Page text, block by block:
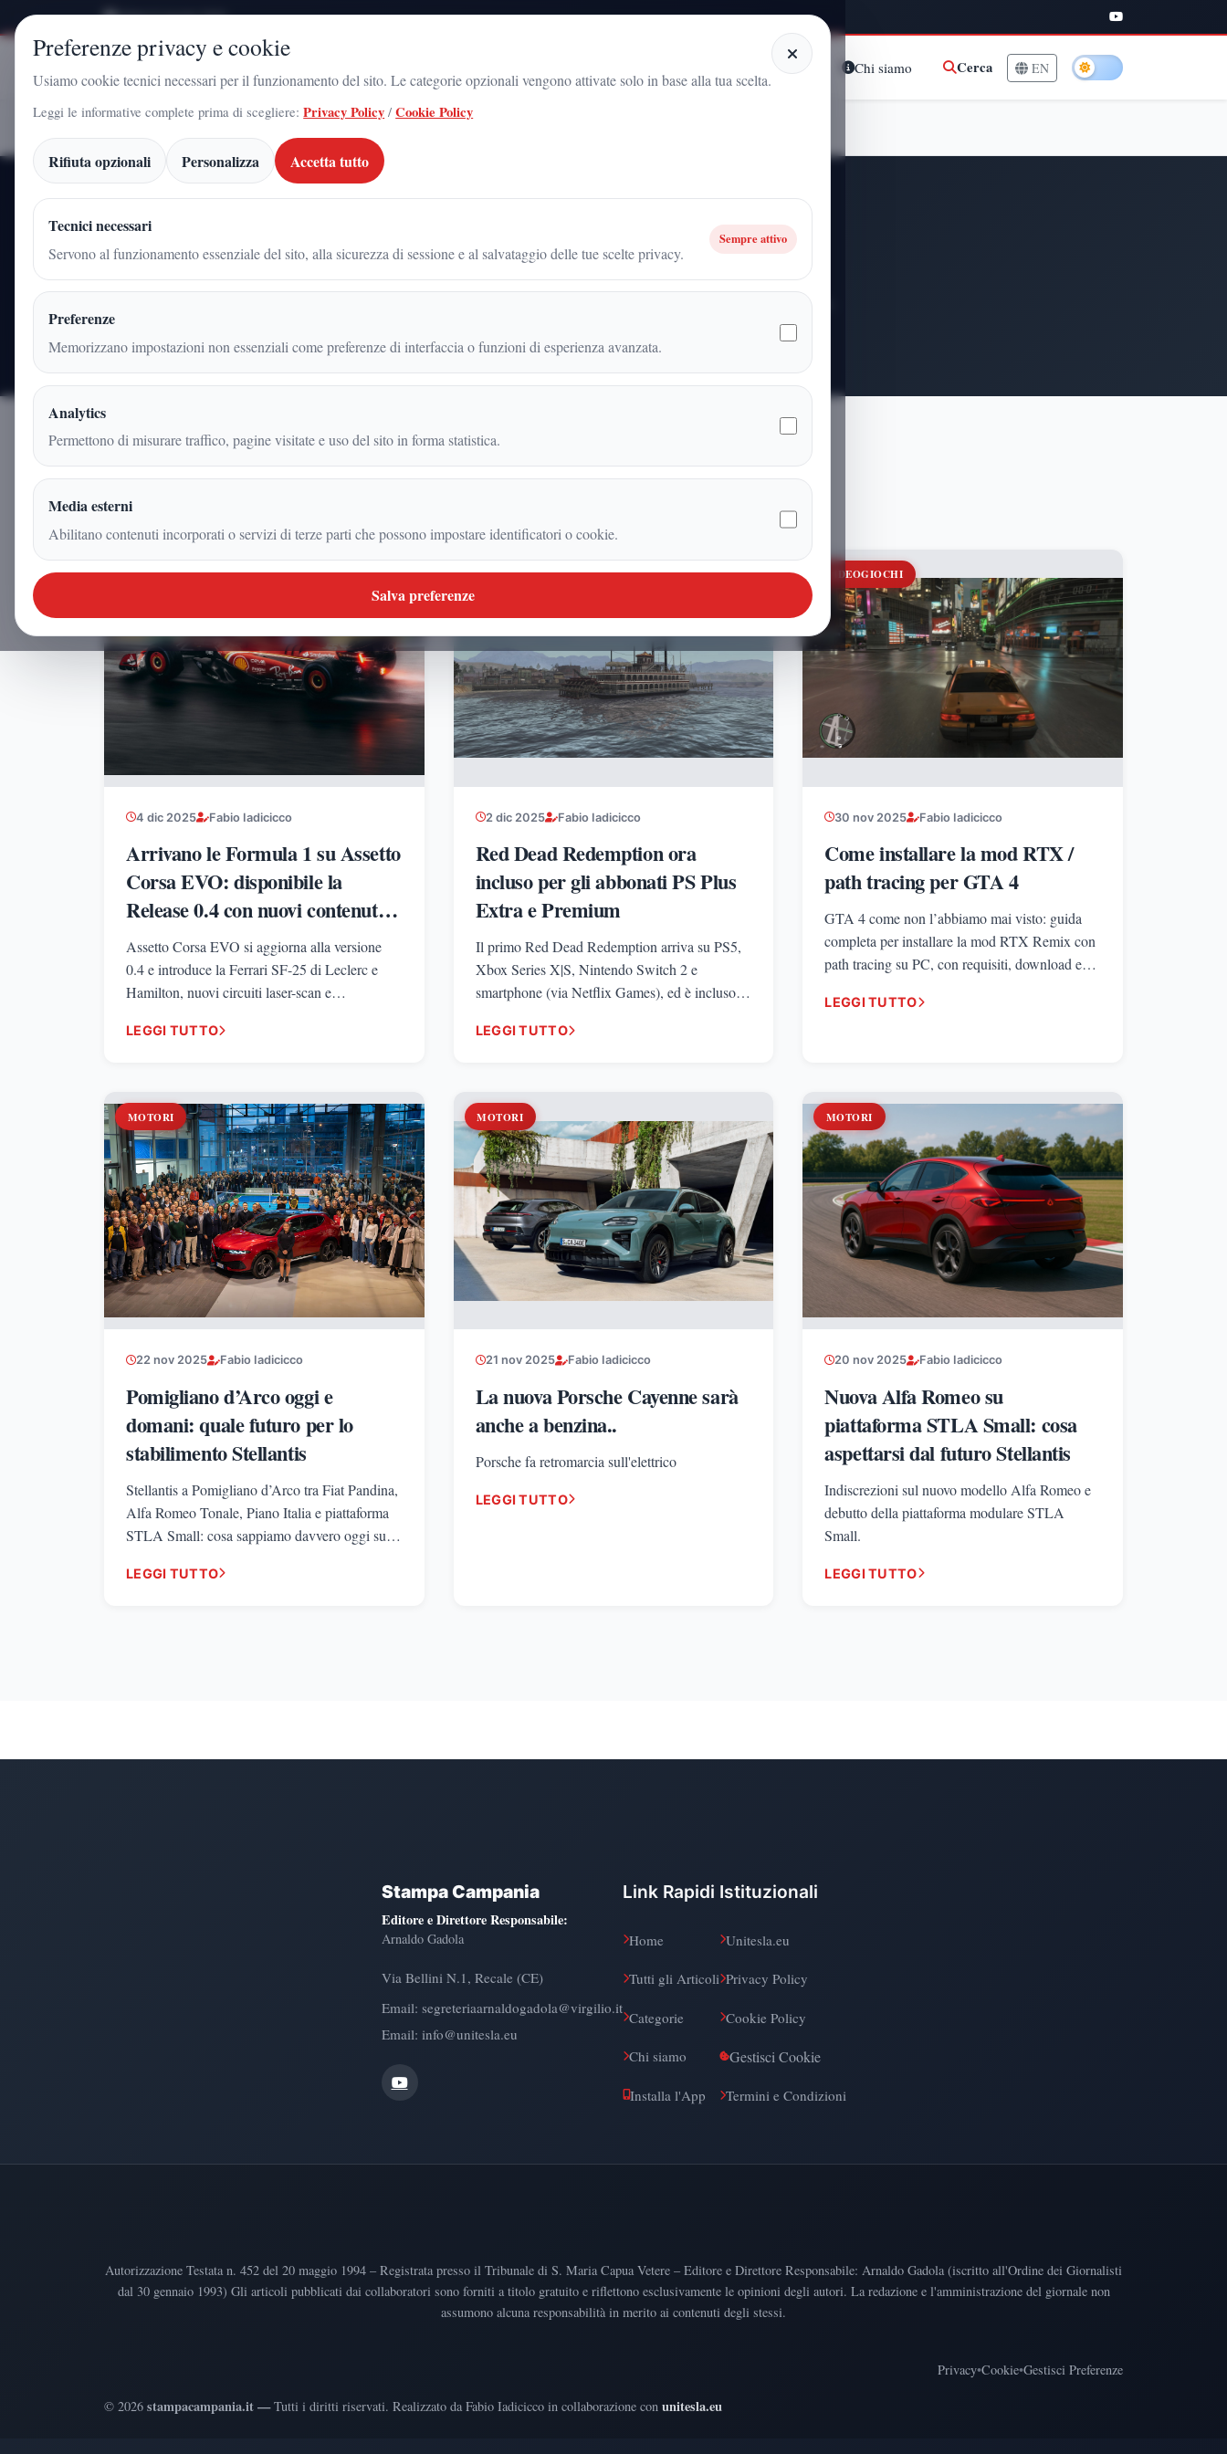
Sabato 8 Agosto 2026
StampaCampania Notiziario audio Chi siamo Cerca EN
Fabio Iadicicco
Fabio Iadicicco
Tutti gli articoli pubblicati con questa firma, ordinati dal piu recente.
6 articoli pubblicatiIT edizione
Ultimi articoli firmati
VIDEOGIOCHI
4 dic 2025 Fabio Iadicicco
Arrivano le Formula 1 su Assetto
Corsa EVO: disponibile la
Release 0.4 con nuovi contenuti e
miglioramenti
Assetto Corsa EVO si aggiorna alla versione
0.4 e introduce la Ferrari SF-25 di Leclerc e
Hamilton, nuovi circuiti laser-scan e
sistemi ibridi.
LEGGI TUTTO
VIDEOGIOCHI
2 dic 2025 Fabio Iadicicco
Red Dead Redemption ora
incluso per gli abbonati PS Plus
Extra e Premium
Il primo Red Dead Redemption arriva su PS5,
Xbox Series X|S, Nintendo Switch 2 e
smartphone (via Netflix Games), ed è incluso
catalogo di GTA+.
LEGGI TUTTO
VIDEOGIOCHI
30 nov 2025 Fabio Iadicicco
Come installare la mod RTX /
path tracing per GTA 4
GTA 4 come non l’abbiamo mai visto: guida
completa per installare la mod RTX Remix con
path tracing su PC, con requisiti, download e
LEGGI TUTTO
MOTORI
22 nov 2025 Fabio Iadicicco
Pomigliano d’Arco oggi e
domani: quale futuro per lo
stabilimento Stellantis
Stellantis a Pomigliano d’Arco tra Fiat Pandina,
Alfa Romeo Tonale, Piano Italia e piattaforma
STLA Small: cosa sappiamo davvero oggi sul
LEGGI TUTTO
MOTORI
21 nov 2025 Fabio Iadicicco
La nuova Porsche Cayenne sarà
anche a benzina..
Porsche fa retromarcia sull'elettrico
LEGGI TUTTO
MOTORI
20 nov 2025 Fabio Iadicicco
Nuova Alfa Romeo su
piattaforma STLA Small: cosa
aspettarsi dal futuro Stellantis
Indiscrezioni sul nuovo modello Alfa Romeo e
debutto della piattaforma modulare STLA
Small.
LEGGI TUTTO
Stampa Campania
Editore e Direttore Responsabile:
Arnaldo Gadola
Via Bellini N.1, Recale (CE)
Email: segreteriaarnaldogadola@virgilio.it
Email: info@unitesla.eu
Link Rapidi
Home
Tutti gli Articoli
Categorie
Chi siamo
Installa l'App
Istituzionali
Unitesla.eu
Privacy Policy
Cookie Policy
Gestisci Cookie
Termini e Condizioni
Autorizzazione Testata n. 452 del 20 maggio 1994 – Registrata presso il Tribunale di S. Maria Capua Vetere – Editore e Direttore Responsabile: Arnaldo Gadola (iscritto all'Ordine dei Giornalisti
dal 30 gennaio 1993) Gli articoli pubblicati dai collaboratori sono forniti a titolo gratuito e riflettono esclusivamente le opinioni degli autori. La redazione e l'amministrazione del giornale non
assumono alcuna responsabilità in merito ai contenuti degli stessi.
© 2026 stampacampania.it —Tutti i diritti riservati. Realizzato da Fabio Iadicicco in collaborazione con unitesla.eu
Privacy•Cookie•Gestisci Preferenze
Preferenze privacy e cookie
Usiamo cookie tecnici necessari per il funzionamento del sito. Le categorie opzionali vengono attivate solo in base alla tua scelta.
Leggi le informative complete prima di scegliere: Privacy Policy /Cookie Policy
Rifiuta opzionali Personalizza Accetta tutto
Tecnici necessari
Servono al funzionamento essenziale del sito, alla sicurezza di sessione e al salvataggio delle tue scelte privacy.
Sempre attivo
Preferenze
Memorizzano impostazioni non essenziali come preferenze di interfaccia o funzioni di esperienza avanzata.
Analytics
Permettono di misurare traffico, pagine visitate e uso del sito in forma statistica.
Media esterni
Abilitano contenuti incorporati o servizi di terze parti che possono impostare identificatori o cookie.
Salva preferenze